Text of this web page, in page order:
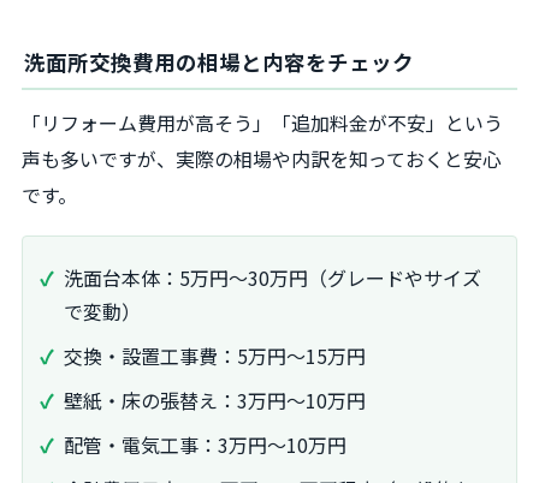
洗面所交換費用の相場と内容をチェック
「リフォーム費用が高そう」「追加料金が不安」という
声も多いですが、実際の相場や内訳を知っておくと安心
です。
洗面台本体：5万円～30万円（グレードやサイズ
で変動）
交換・設置工事費：5万円～15万円
壁紙・床の張替え：3万円～10万円
配管・電気工事：3万円～10万円